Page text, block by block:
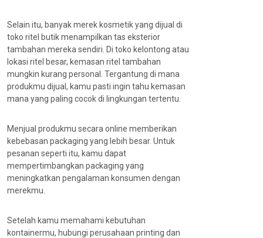
Selain itu, banyak merek kosmetik yang dijual di
toko ritel butik menampilkan tas eksterior
tambahan mereka sendiri. Di toko kelontong atau
lokasi ritel besar, kemasan ritel tambahan
mungkin kurang personal. Tergantung di mana
produkmu dijual, kamu pasti ingin tahu kemasan
mana yang paling cocok di lingkungan tertentu.
Menjual produkmu secara online memberikan
kebebasan packaging yang lebih besar. Untuk
pesanan seperti itu, kamu dapat
mempertimbangkan packaging yang
meningkatkan pengalaman konsumen dengan
merekmu.
Setelah kamu memahami kebutuhan
kontainermu, hubungi perusahaan printing dan